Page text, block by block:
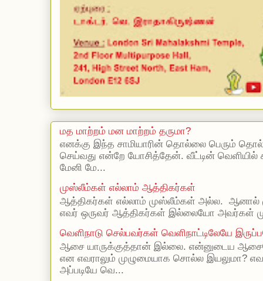
மத மாற்றம் மன மாற்றம் தருமா?
எனக்கு இந்த சாமியாரின் தொல்லை பெரும்
செய்வது என்றே யோசித்தேன். வீட்டின்
மேனி மே...
முஸ்லீம்கள் எல்லாம் ஆத்திகர்கள்
ஆத்திகர்கள் எல்லாம் முஸ்லீம்கள் அல்ல. ஆனால்
எவர் ஒருவர் ஆத்திகர்கள் இல்லையோ அவர்கள்
வெளிநாடு செல்பவர்கள் வெளிநாட்டிலேயே
ஆசை யாருக்குத்தான் இல்லை. என்னுடைய
என எவராலும் முழுமையாக சொல்ல இயலுமா?
அப்படியே வெ...